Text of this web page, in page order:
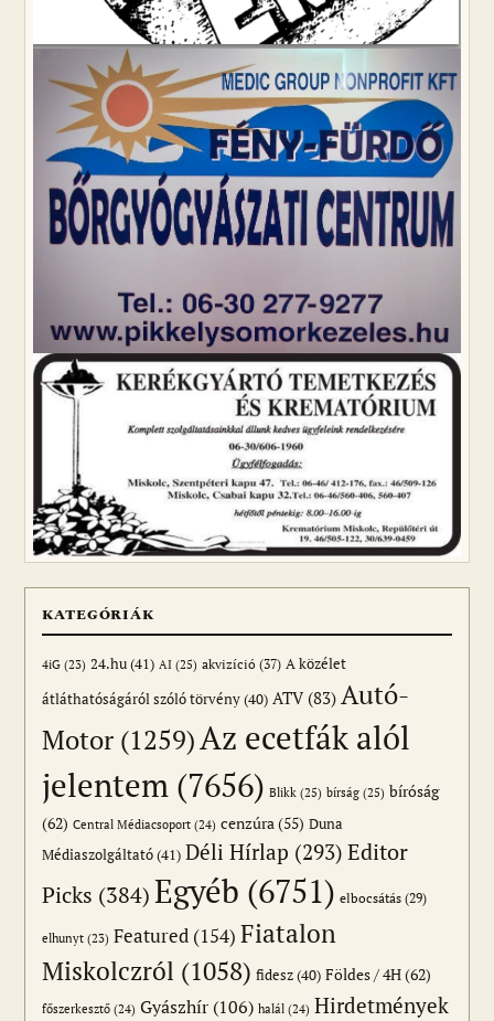
KATEGÓRIÁK
4iG (23) 24.hu(41) AI (25) akvizíció (37) A közélet
átláthatóságáról szóló törvény(40) ATV(83) Autó-
Motor (1259)Az ecetfák alól
jelentem (7656) Blikk (25) bírság (25) bíróság
(62) Central Médiacsoport (24) cenzúra(55) Duna
Médiaszolgáltató(41) Déli Hírlap (293) Editor
Picks (384)Egyéb (6751) elbocsátás (29)
elhunyt (23) Featured (154) Fiatalon
Miskolczról (1058) fidesz(40) Földes / 4H(62)
főszerkesztő (24) Gyászhír (106) halál (24) Hirdetmények